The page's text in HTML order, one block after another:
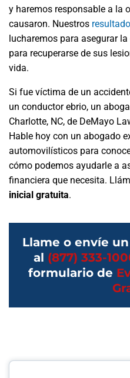
y haremos responsable a la
causaron. Nuestros
lucharemos para asegurar
para recuperarse de sus
vida.
Si fue víctima de un
un conductor ebrio, un
Charlotte, NC, de DeMayo
Hable hoy con un abogado
automovilísticos para
cómo podemos ayudarle a
financiera que necesita.
inicial gratuita.
Llame o envíe
al (877) 333-
formulario de